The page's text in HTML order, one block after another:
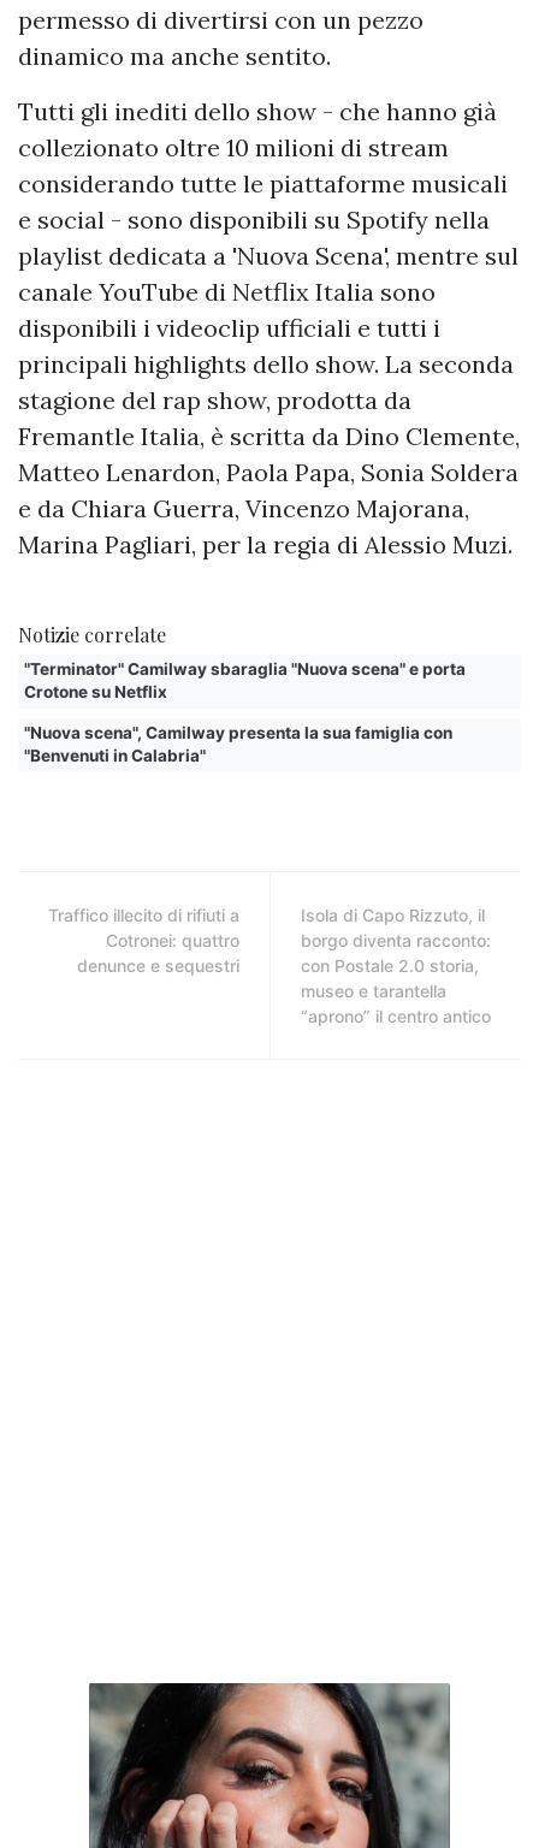
permesso di divertirsi con un pezzo
dinamico ma anche sentito.
Tutti gli inediti dello show - che hanno già
collezionato oltre 10 milioni di stream
considerando tutte le piattaforme musicali
e social - sono disponibili su Spotify nella
playlist dedicata a 'Nuova Scena', mentre sul
canale YouTube di Netflix Italia sono
disponibili i videoclip ufficiali e tutti i
principali highlights dello show. La seconda
stagione del rap show, prodotta da
Fremantle Italia, è scritta da Dino Clemente,
Matteo Lenardon, Paola Papa, Sonia Soldera
e da Chiara Guerra, Vincenzo Majorana,
Marina Pagliari, per la regia di Alessio Muzi.
Notizie correlate
"Terminator" Camilway sbaraglia "Nuova scena" e porta
Crotone su Netflix
"Nuova scena", Camilway presenta la sua famiglia con
"Benvenuti in Calabria"
Traffico illecito di rifiuti a
Cotronei: quattro
denunce e sequestri
Isola di Capo Rizzuto, il
borgo diventa racconto:
con Postale 2.0 storia,
museo e tarantella
“aprono” il centro antico